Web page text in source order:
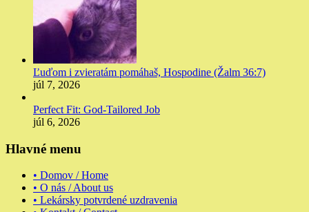
Ľuďom i zvieratám pomáhaš, Hospodine (Žalm 36:7)
júl 7, 2026
Perfect Fit: God-Tailored Job
júl 6, 2026
Hlavné menu
• Domov / Home
• O nás / About us
• Lekársky potvrdené uzdravenia